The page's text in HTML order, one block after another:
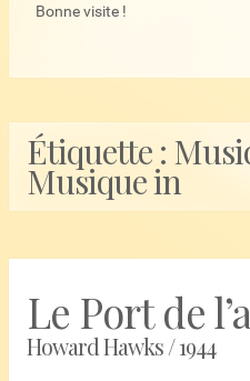
Bonne visite !
Étiquette :
Musique in
Le Port de
Howard Hawks / 1944